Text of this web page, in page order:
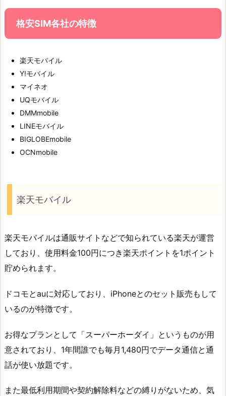
格安SIM各社の特徴
楽天モバイル
Y!モバイル
マイネオ
UQモバイル
DMMmobile
LINEモバイル
BIGLOBEmobile
OCNmobile
楽天モバイル
楽天モバイルは通販サイトなどで知られている楽天が運営
しており、使用料金100円につき楽天ポイントを1ポイント
貯められます。
ドコモとauに対応しており、iPhoneとのセット販売もして
いるのが特徴です。
お得なプランとして「スーパーホーダイ」というものが用
意されており、1年間誰でも毎月1,480円でデータ通信と通
話が使い放題です。
また最低利用期間や契約解除料などの縛りがないため、気